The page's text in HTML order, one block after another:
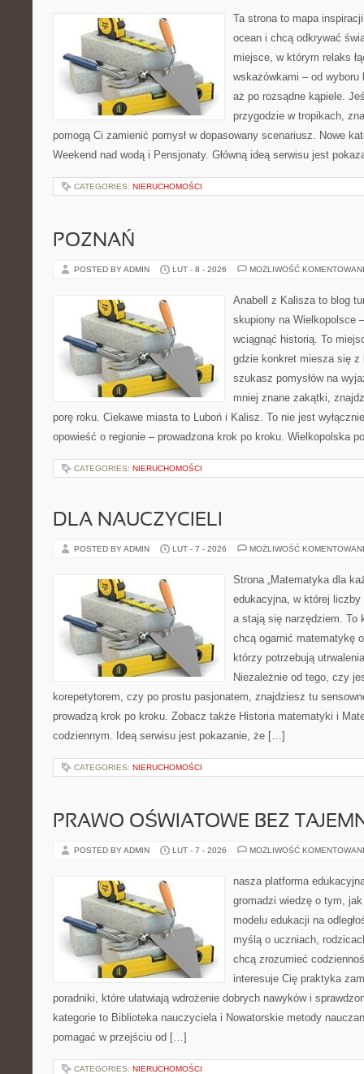
Ta strona to mapa
ocean i chcą odkrywać
miejsce, w którym relaks
wskazówkami – od wyboru
aż po rozsądne kąpiele.
przygodzie w tropikach,
pomogą Ci zamienić pomysł w dopasowany scenariusz. Nowe
Weekend nad wodą i Pensjonaty. Główną ideą serwisu jest
CATEGORIES: NIERUCHOMOŚCI
POZNAŃ
POSTED BY ADMIN LUT - 8 - 2026 MOŻLIWOŚĆ
Anabell z Kalisza to blog
skupiony na Wielkopolsce
wciągnąć historią. To
gdzie konkret miesza się
szukasz pomysłów na
mniej znane zakątki,
porę roku. Ciekawe miasta to Luboń i Kalisz. To nie jest
opowieść o regionie – prowadzona krok po kroku. Wielkopolska
CATEGORIES: NIERUCHOMOŚCI
DLA NAUCZYCIELI
POSTED BY ADMIN LUT - 7 - 2026 MOŻLIWOŚĆ
Strona „Matematyka dla
edukacyjna, w której
a stają się narzędziem. To
chcą ogarnić matematykę
którzy potrzebują
Niezależnie od tego, czy
korepetytorem, czy po prostu pasjonatem, znajdziesz tu
prowadzą krok po kroku. Zobacz także Historia matematyki i
codziennym. Ideą serwisu jest pokazanie, że […]
CATEGORIES: NIERUCHOMOŚCI
PRAWO OŚWIATOWE BEZ
POSTED BY ADMIN LUT - 7 - 2026 MOŻLIWOŚĆ
nasza platforma
gromadzi wiedzę o tym,
modelu edukacji na
myślą o uczniach,
chcą zrozumieć
interesuje Cię praktyka
poradniki, które ułatwiają wdrożenie dobrych nawyków i
kategorie to Biblioteka nauczyciela i Nowatorskie metody
pomagać w przejściu od […]
CATEGORIES: NIERUCHOMOŚCI